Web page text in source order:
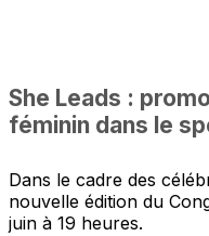
She Leads :
féminin dans le
Dans le cadre des
nouvelle édition du
juin à 19 heures.